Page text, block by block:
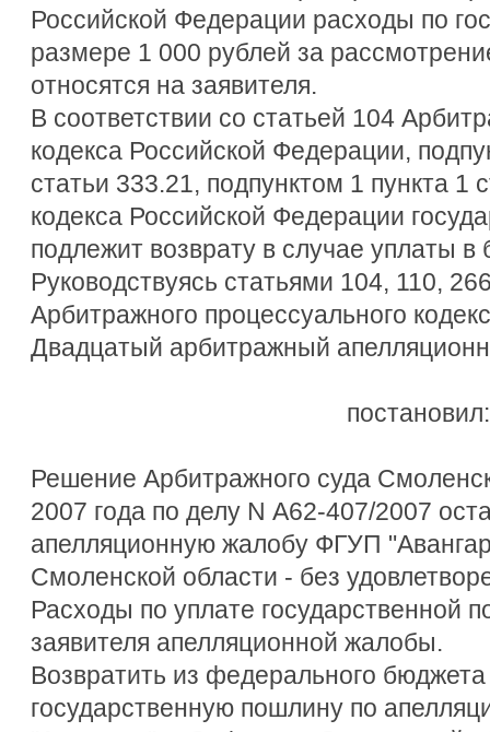
Российской Федерации расходы по
размере 1 000 рублей за
относятся на заявителя.
В соответствии со статьей 104
кодекса Российской Федерации,
статьи 333.21, подпунктом 1 пункта 1
кодекса Российской Федерации
подлежит возврату в случае уплаты
Руководствуясь статьями 104, 110,
Арбитражного процессуального
Двадцатый арбитражный
постановил:
Решение Арбитражного суда
2007 года по делу N А62-407/2007
апелляционную жалобу ФГУП
Смоленской области - без
Расходы по уплате государственной
заявителя апелляционной жалобы.
Возвратить из федерального
государственную пошлину по